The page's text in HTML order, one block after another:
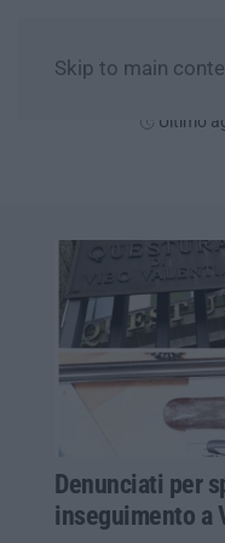
Skip to main
Ultimo
Denunciati per
inseguimento a